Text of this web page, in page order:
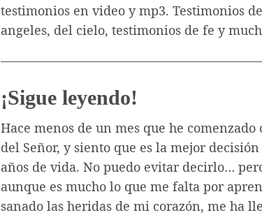
testimonios en video y mp3. Testimonios
angeles, del cielo, testimonios de fe y
¡Sigue leyendo!
Hace menos de un mes que he
del Señor, y siento que es la mejor
años de vida. No puedo evitar decirlo…
aunque es mucho lo que me falta por
sanado las heridas de mi corazón, me ha